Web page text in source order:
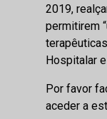
2019,
permitirem
Hospitalar
Por favor
aceder a